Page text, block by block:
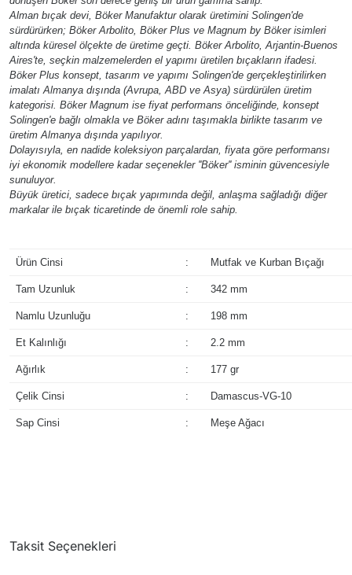
Alman bıçak devi, Böker Manufaktur olarak üretimini Solingen'de
sürdürürken; Böker Arbolito, Böker Plus ve Magnum by Böker isimleri
altında küresel ölçekte de üretime geçti. Böker Arbolito, Arjantin-Buenos
Aires'te, seçkin malzemelerden el yapımı üretilen bıçakların ifadesi.
Böker Plus konsept, tasarım ve yapımı Solingen'de gerçekleştirilirken
imalatı Almanya dışında (Avrupa, ABD ve Asya) sürdürülen üretim
kategorisi. Böker Magnum ise fiyat performans önceliğinde, konsept
Solingen'e bağlı olmakla ve Böker adını taşımakla birlikte tasarım ve
üretim Almanya dışında yapılıyor.
Dolayısıyla, en nadide koleksiyon parçalardan, fiyata göre performansı
iyi ekonomik modellere kadar seçenekler ''Böker'' isminin güvencesiyle
sunuluyor.
Büyük üretici, sadece bıçak yapımında değil, anlaşma sağladığı diğer
markalar ile bıçak ticaretinde de önemli role sahip.
Ürün Cinsi : Mutfak ve Kurban Bıçağı
Tam Uzunluk : 342 mm
Namlu Uzunluğu : 198 mm
Et Kalınlığı : 2.2 mm
Ağırlık : 177 gr
Çelik Cinsi : Damascus-VG-10
Sap Cinsi : Meşe Ağacı
Taksit Seçenekleri